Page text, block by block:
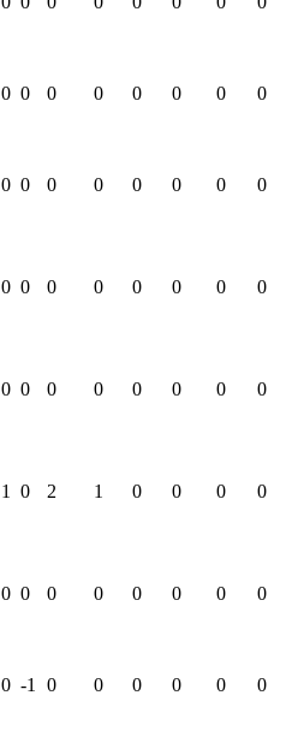
0 0 0 0 0 0 0 0
0 0 0 0 0 0 0 0
0 0 0 0 0 0 0 0
0 0 0 0 0 0 0 0
1 0 2 1 0 0 0 0
0 0 0 0 0 0 0 0
0 -1 0 0 0 0 0 0